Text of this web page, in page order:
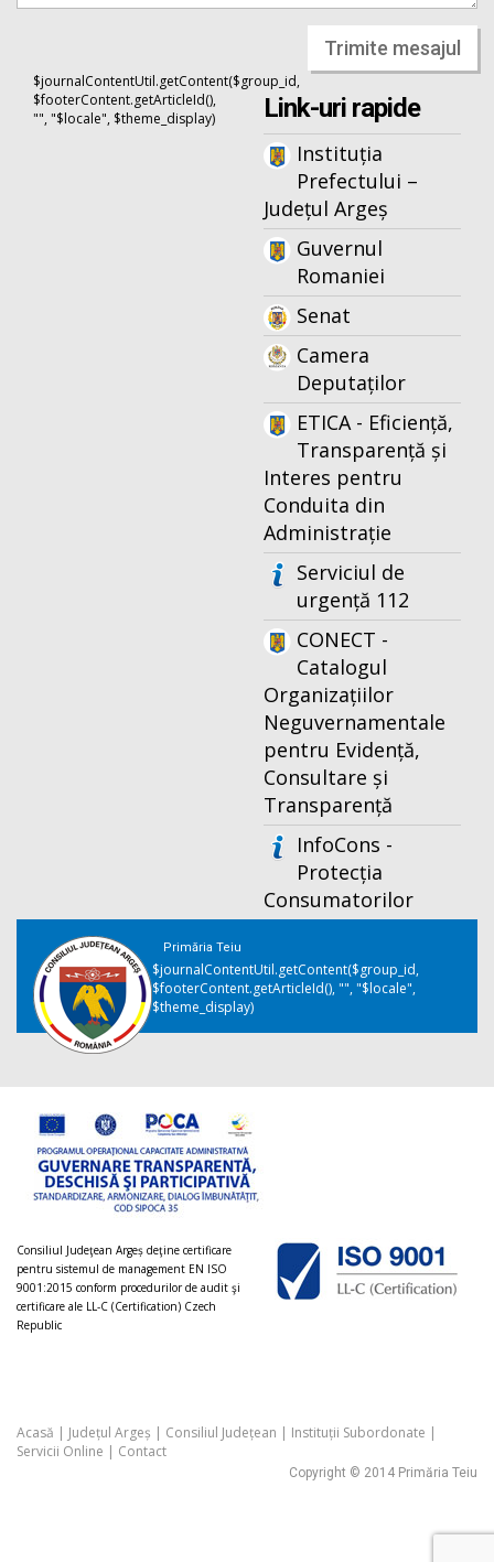
Trimite mesajul
$journalContentUtil.getContent($group_id,
$footerContent.getArticleId(),
"", "$locale", $theme_display)
Link-uri rapide
Instituția
Prefectului –
Județul Argeș
Guvernul
Romaniei
Senat
Camera
Deputaților
ETICA - Eficiență,
Transparență și
Interes pentru
Conduita din
Administrație
Serviciul de
urgență 112
CONECT -
Catalogul
Organizațiilor
Neguvernamentale
pentru Evidență,
Consultare și
Transparență
InfoCons -
Protecția
Consumatorilor
Primăria Teiu
$journalContentUtil.getContent($group_id,
$footerContent.getArticleId(), "", "$locale",
$theme_display)
Consiliul Judeţean Argeș deţine certificare
pentru sistemul de management EN ISO
9001:2015 conform procedurilor de audit şi
certificare ale LL-C (Certification) Czech
Republic
Acasă | Județul Argeș | Consiliul Județean | Instituții Subordonate |
Servicii Online | Contact
Copyright © 2014 Primăria Teiu